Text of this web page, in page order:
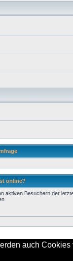
auch
online?
aktiven Besuchern der
Group